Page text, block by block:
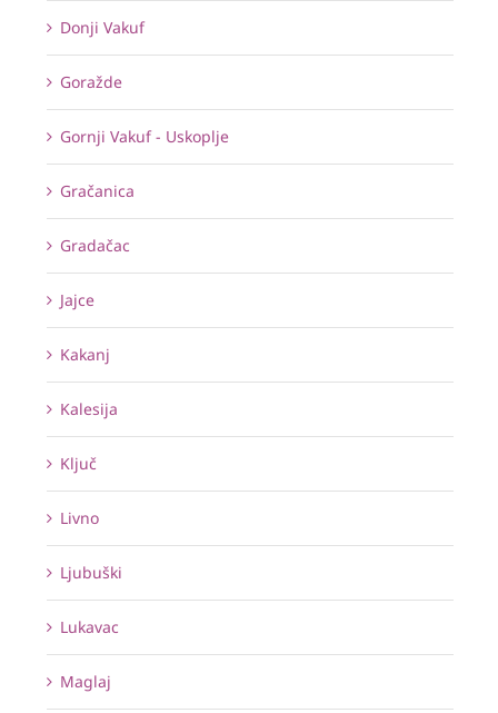
Donji Vakuf
Goražde
Gornji Vakuf - Uskoplje
Gračanica
Gradačac
Jajce
Kakanj
Kalesija
Ključ
Livno
Ljubuški
Lukavac
Maglaj